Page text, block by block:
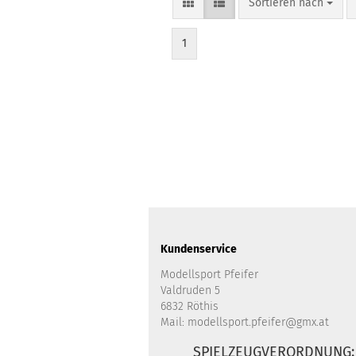
Sortieren nach
1
Kundenservice
Modellsport Pfeifer
Valdruden 5
6832 Röthis
Mail: modellsport.pfeifer@gmx.at
SPIELZEUGVERORDNUNG: